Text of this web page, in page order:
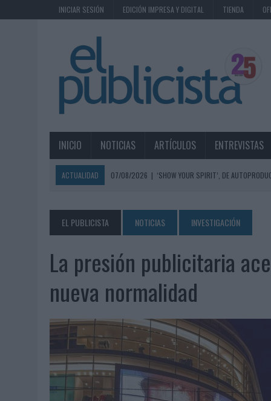
INICIAR SESIÓN EDICIÓN IMPRESA Y DIGITAL TIENDA
INICIO NOTICIAS ARTÍCULOS ENTREVISTAS
ACTUALIDAD 07/08/2026 | ‘SHOW YOUR SPIRIT’, DE
MAHOU REIVINDICA EL RITUAL DE LA CAÑA EN EL DÍA
07/08/2026 | MG SPIRIT RELANZA SU MARCA CON UNA ESTRATEGIA
PATRÓN CONVIERTE EL NUEVO SINGLE DE ARÓN PIPER
07/08/2026 | EL VERANO PONE A PRUEBA LA ESTRATEGIA DIGITAL DE
07/08/2026
VUELING CONVIERTE LOS RECUERDOS EN SOUVENIRS
06/08/2026 | ‘LA VUELTA’, DE FENOMENAL PARA MÁLAGA CF
06/08/2026 | SIETE DE CADA DIEZ EMPRESAS ESPAÑOLAS NO
06/08/2026 | LA TELEVISIÓN SIGUE LIDERANDO EL CONSUMO DE
06/08/2026 | EL USO DE LA IA GENERATIVA ALCANZA YA AL 62% DE
EL PUBLICISTA NOTICIAS INVESTIGACIÓN
La presión publicitaria
nueva normalidad